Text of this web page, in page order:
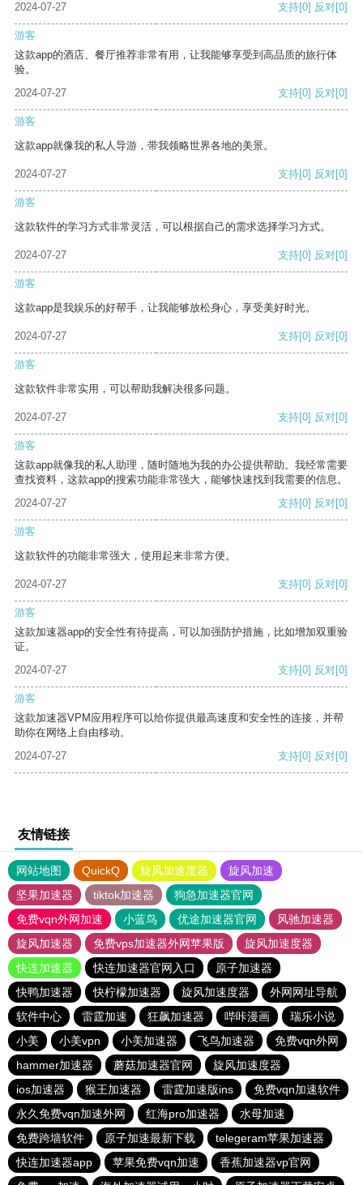
2024-07-27 支持[0] 反对[0]
游客
这款app的酒店、餐厅推荐非常有用，让我能够享受到高品质的旅行体
验。
2024-07-27
支持[0] 反对[0]
游客
这款app就像我的私人导游，带我领略世界各地的美景。
2024-07-27 支持[0] 反对[0]
游客
这款软件的学习方式非常灵活，可以根据自己的需求选择学习方式。
2024-07-27 支持[0] 反对[0]
游客
这款app是我娱乐的好帮手，让我能够放松身心，享受美好时光。
2024-07-27 支持[0] 反对[0]
游客
这款软件非常实用，可以帮助我解决很多问题。
2024-07-27 支持[0] 反对[0]
游客
这款app就像我的私人助理，随时随地为我的办公提供帮助。我经常需要
查找资料，这款app的搜索功能非常强大，能够快速找到我需要的信息。
2024-07-27
支持[0] 反对[0]
游客
这款软件的功能非常强大，使用起来非常方便。
2024-07-27 支持[0] 反对[0]
游客
这款加速器app的安全性有待提高，可以加强防护措施，比如增加双重验
证。
2024-07-27
支持[0] 反对[0]
游客
这款加速器VPM应用程序可以给你提供最高速度和安全性的连接，并帮
助你在网络上自由移动。
2024-07-27
支持[0] 反对[0]
友情链接
网站地图 QuickQ 旋风加速度器
旋风加速
坚果加速器
tiktok加速器
狗急加速器官网
免费vqn外网加速
小蓝鸟 优途加速器官网
风驰加速器
旋风加速器
免费vps加速器外网苹果版
旋风加速度器
快连加速器
快连加速器官网入口
原子加速器
快鸭加速器
快柠檬加速器 旋风加速度器
外网网址导航
软件中心
雷霆加速 狂飙加速器 哔咔漫画
瑞乐小说
小美
小美vpn 小美加速器 飞鸟加速器
免费vqn外网
hammer加速器
蘑菇加速器官网
旋风加速度器
ios加速器
猴王加速器 雷霆加速版ins
免费vqn加速软件
永久免费vqn加速外网
红海pro加速器
水母加速
免费跨墙软件
原子加速最新下载
telegeram苹果加速器
快连加速器app
苹果免费vqn加速
香蕉加速器vp官网